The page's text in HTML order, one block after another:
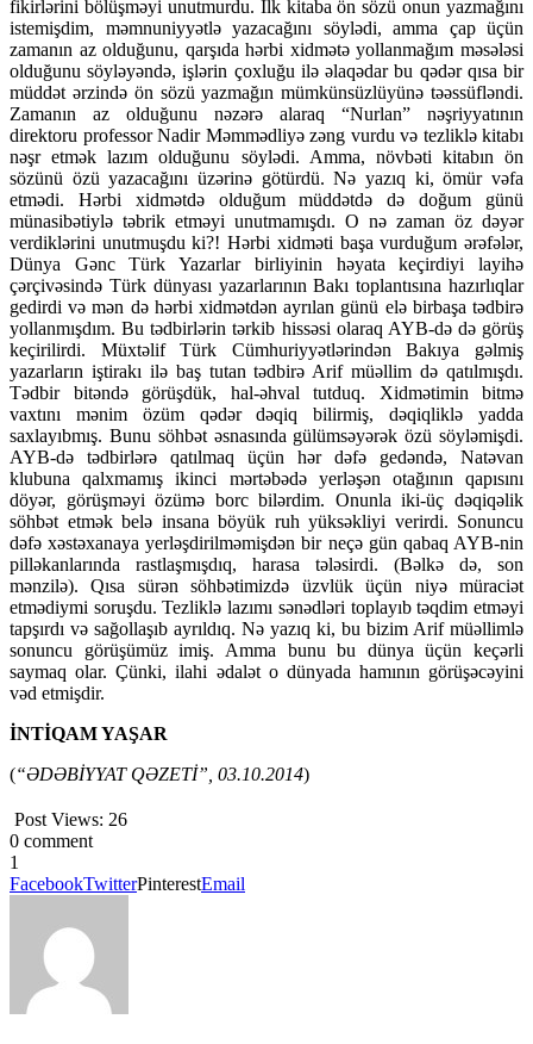
fikirlərini bölüşməyi unutmurdu. İlk kitaba ön sözü onun yazmağını
istemişdim, məmnuniyyətlə yazacağını söylədi, amma çap üçün
zamanın az olduğunu, qarşıda hərbi xidmətə yollanmağım məsələsi
olduğunu söyləyəndə, işlərin çoxluğu ilə əlaqədar bu qədər qısa bir
müddət ərzində ön sözü yazmağın mümkünsüzlüyünə təəssüfləndi.
Zamanın az olduğunu nəzərə alaraq “Nurlan” nəşriyyatının
direktoru professor Nadir Məmmədliyə zəng vurdu və tezliklə kitabı
nəşr etmək lazım olduğunu söylədi. Amma, növbəti kitabın ön
sözünü özü yazacağını üzərinə götürdü. Nə yazıq ki, ömür vəfa
etmədi. Hərbi xidmətdə olduğum müddətdə də doğum günü
münasibətiylə təbrik etməyi unutmamışdı. O nə zaman öz dəyər
verdiklərini unutmuşdu ki?! Hərbi xidməti başa vurduğum ərəfələr,
Dünya Gənc Türk Yazarlar birliyinin həyata keçirdiyi layihə
çərçivəsində Türk dünyası yazarlarının Bakı toplantısına hazırlıqlar
gedirdi və mən də hərbi xidmətdən ayrılan günü elə birbaşa tədbirə
yollanmışdım. Bu tədbirlərin tərkib hissəsi olaraq AYB-də də görüş
keçirilirdi. Müxtəlif Türk Cümhuriyyətlərindən Bakıya gəlmiş
yazarların iştirakı ilə baş tutan tədbirə Arif müəllim də qatılmışdı.
Tədbir bitəndə görüşdük, hal-əhval tutduq. Xidmətimin bitmə
vaxtını mənim özüm qədər dəqiq bilirmiş, dəqiqliklə yadda
saxlayıbmış. Bunu söhbət əsnasında gülümsəyərək özü söyləmişdi.
AYB-də tədbirlərə qatılmaq üçün hər dəfə gedəndə, Natəvan
klubuna qalxmamış ikinci mərtəbədə yerləşən otağının qapısını
döyər, görüşməyi özümə borc bilərdim. Onunla iki-üç dəqiqəlik
söhbət etmək belə insana böyük ruh yüksəkliyi verirdi. Sonuncu
dəfə xəstəxanaya yerləşdirilməmişdən bir neçə gün qabaq AYB-nin
pilləkanlarında rastlaşmışdıq, harasa tələsirdi. (Bəlkə də, son
mənzilə). Qısa sürən söhbətimizdə üzvlük üçün niyə müraciət
etmədiymi soruşdu. Tezliklə lazımı sənədləri toplayıb təqdim etməyi
tapşırdı və sağollaşıb ayrıldıq. Nə yazıq ki, bu bizim Arif müəllimlə
sonuncu görüşümüz imiş. Amma bunu bu dünya üçün keçərli
saymaq olar. Çünki, ilahi ədalət o dünyada hamının görüşəcəyini
vəd etmişdir.
İNTİQAM YAŞAR
(“ƏDƏBİYYAT QƏZETİ”, 03.10.2014)
Post Views: 26
0 comment
1
FacebookTwitterPinterestEmail